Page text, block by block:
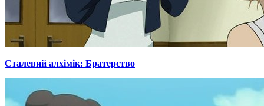
Сталевий алхімік: Братерство